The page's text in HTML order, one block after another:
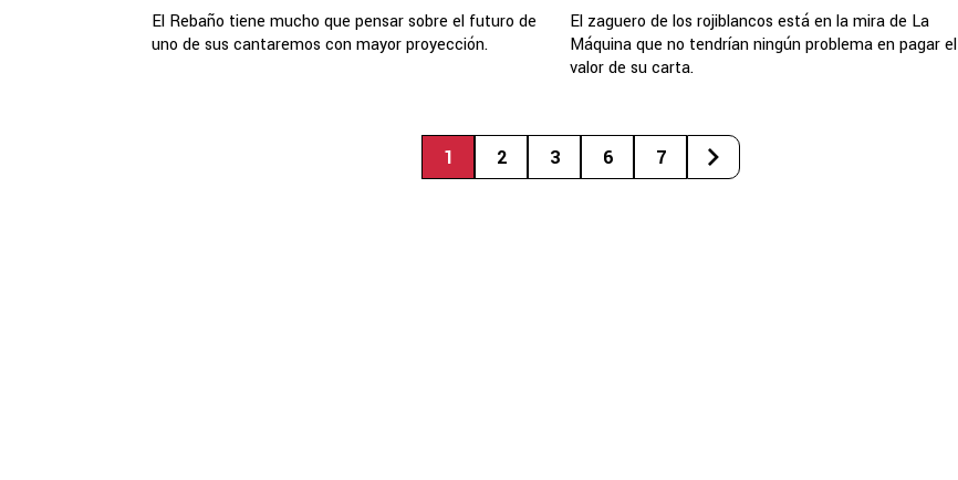
El Rebaño tiene mucho que pensar sobre el futuro de
uno de sus cantaremos con mayor proyección.
El zaguero de los rojiblancos está en la mira de La
Máquina que no tendrían ningún problema en pagar el
valor de su carta.
1 2 3 6 7